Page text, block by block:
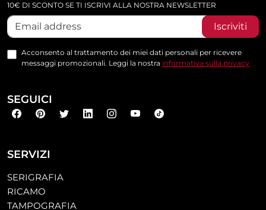
SERVIZI
SERIGRAFIA
RICAMO
TAMPOGRAFIA
10€ DI SCONTO SE TI ISCRIVI ALLA NOSTRA NEWSLETTER
Iscriviti
Acconsento al trattamento dei miei dati personali per ricevere
messaggi promozionali. Leggi la nostra informativa sulla privacy
SEGUICI